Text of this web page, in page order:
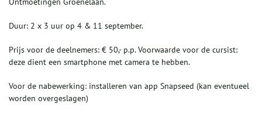
Duur: 2 x 3 uur op 4 & 11 september.
Prijs voor de deelnemers: € 50,- p.p. Voorwaarde voor de cursist:
deze dient een smartphone met camera te hebben.
Voor de nabewerking: installeren van app Snapseed (kan eventueel
worden overgeslagen)